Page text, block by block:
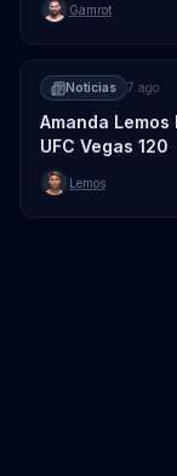
Gamrot
Noticias 7 ago
Amanda
UFC Vegas 120
Lemos